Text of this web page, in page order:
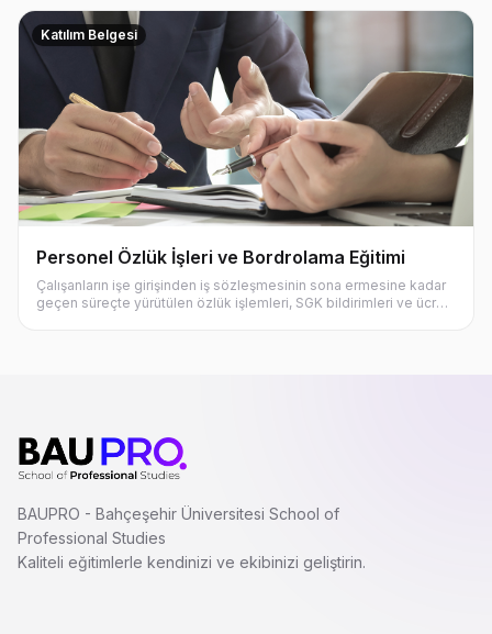
Katılım Belgesi
Personel Özlük İşleri ve Bordrolama Eğitimi
Çalışanların işe girişinden iş sözleşmesinin sona ermesine kadar
geçen süreçte yürütülen özlük işlemleri, SGK bildirimleri ve ücret
BAUPRO - Bahçeşehir Üniversitesi School of
Professional Studies
Kaliteli eğitimlerle kendinizi ve ekibinizi geliştirin.